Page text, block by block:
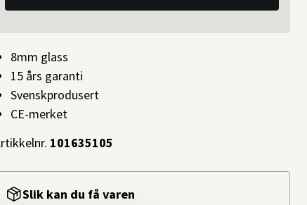
Slik kan du få varen
8mm glass
15 års garanti
Svenskprodusert
CE-merket
101635105